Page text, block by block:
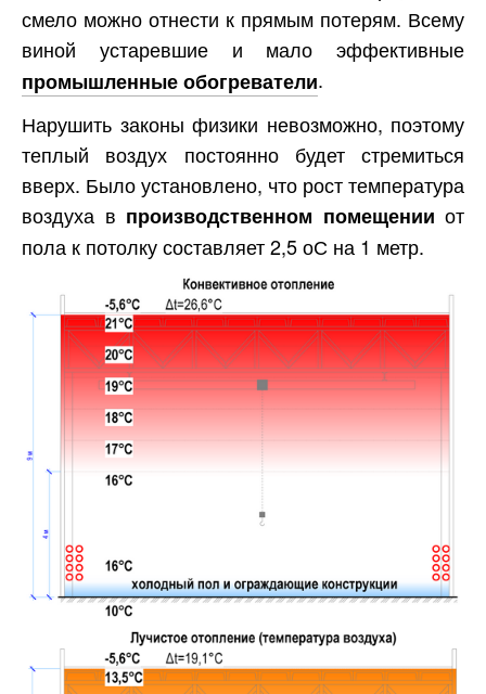
смело можно отнести к прямым потерям. Всему
виной устаревшие и мало эффективные
промышленные обогреватели.
Нарушить законы физики невозможно, поэтому
теплый воздух постоянно будет стремиться
вверх. Было установлено, что рост температура
воздуха в производственном помещении от
пола к потолку составляет 2,5 оС на 1 метр.